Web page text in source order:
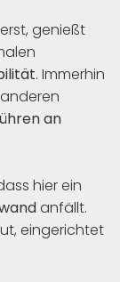
genießt
. Immerhin
an
hier ein
anfällt.
eingerichtet